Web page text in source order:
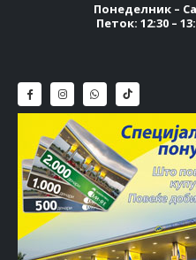
Понеделник –
Петок: 12:30 –